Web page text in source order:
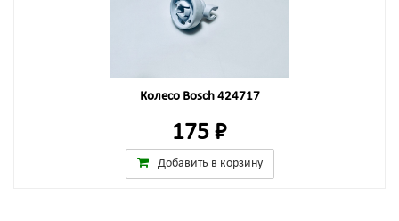
Колесо Bosch 424717
175 ₽
Добавить в корзину